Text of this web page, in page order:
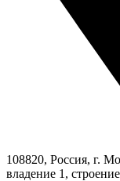
108820, Россия, г.
владение 1,